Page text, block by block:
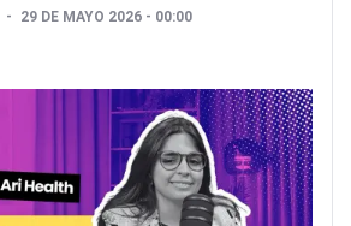
29 DE MAYO 2026 - 00:00